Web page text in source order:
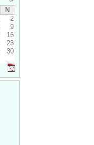
N
2
9
16
23
30